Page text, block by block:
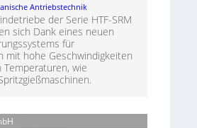
Antriebstechnik
der Serie HTF-SRM
sich Dank eines neuen
für
mit hohe Geschwindigkeiten
wie